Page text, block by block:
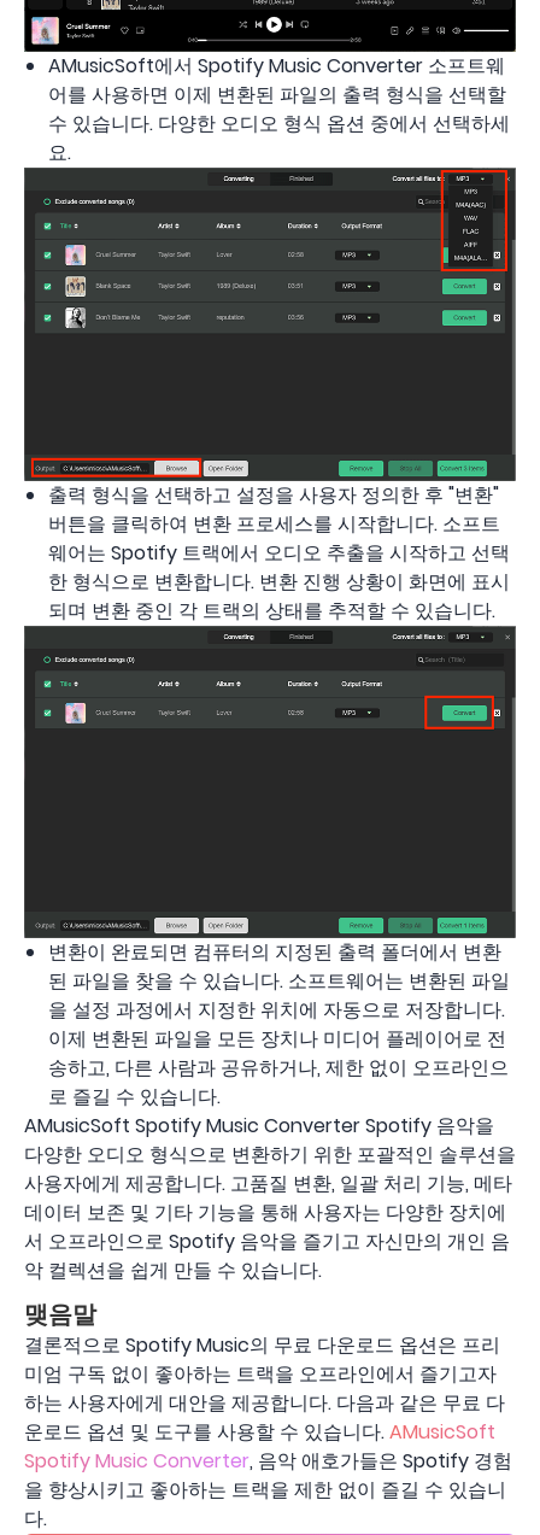
AMusicSoft에서 Spotify Music Converter 소프트웨
어를 사용하면 이제 변환된 파일의 출력 형식을 선택할
수 있습니다. 다양한 오디오 형식 옵션 중에서 선택하세
요.
출력 형식을 선택하고 설정을 사용자 정의한 후 "변환"
버튼을 클릭하여 변환 프로세스를 시작합니다. 소프트
웨어는 Spotify 트랙에서 오디오 추출을 시작하고 선택
한 형식으로 변환합니다. 변환 진행 상황이 화면에 표시
되며 변환 중인 각 트랙의 상태를 추적할 수 있습니다.
변환이 완료되면 컴퓨터의 지정된 출력 폴더에서 변환
된 파일을 찾을 수 있습니다. 소프트웨어는 변환된 파일
을 설정 과정에서 지정한 위치에 자동으로 저장합니다.
이제 변환된 파일을 모든 장치나 미디어 플레이어로 전
송하고, 다른 사람과 공유하거나, 제한 없이 오프라인으
로 즐길 수 있습니다.
AMusicSoft Spotify Music Converter Spotify 음악을
다양한 오디오 형식으로 변환하기 위한 포괄적인 솔루션을
사용자에게 제공합니다. 고품질 변환, 일괄 처리 기능, 메타
데이터 보존 및 기타 기능을 통해 사용자는 다양한 장치에
서 오프라인으로 Spotify 음악을 즐기고 자신만의 개인 음
악 컬렉션을 쉽게 만들 수 있습니다.
맺음말
결론적으로 Spotify Music의 무료 다운로드 옵션은 프리
미엄 구독 없이 좋아하는 트랙을 오프라인에서 즐기고자
하는 사용자에게 대안을 제공합니다. 다음과 같은 무료 다
운로드 옵션 및 도구를 사용할 수 있습니다.AMusicSoft
Spotify Music Converter, 음악 애호가들은 Spotify 경험
을 향상시키고 좋아하는 트랙을 제한 없이 즐길 수 있습니
다.